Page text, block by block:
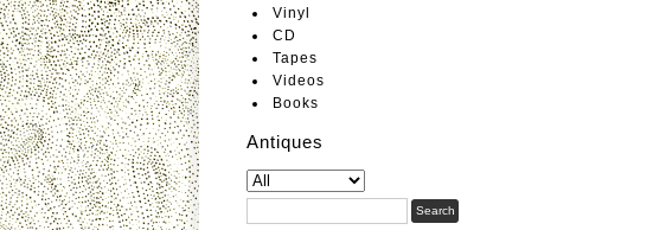
Vinyl
CD
Tapes
Videos
Books
Antiques